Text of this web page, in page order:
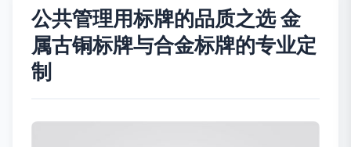
公共管理用标牌的品质之选 金
属古铜标牌与合金标牌的专业定
制